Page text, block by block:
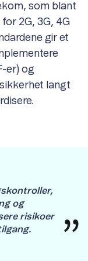
som blant
2G, 3G, 4G
gir et
er) og
langt
og
risikoer